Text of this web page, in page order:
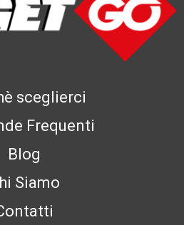
sceglierci
Frequenti
Blog
Siamo